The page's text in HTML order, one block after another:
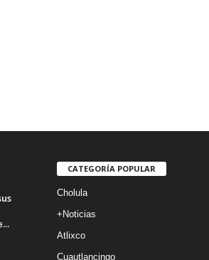
CATEGORÍA POPULAR
Cholula
+Noticias
Atlixco
Cuautlancingo